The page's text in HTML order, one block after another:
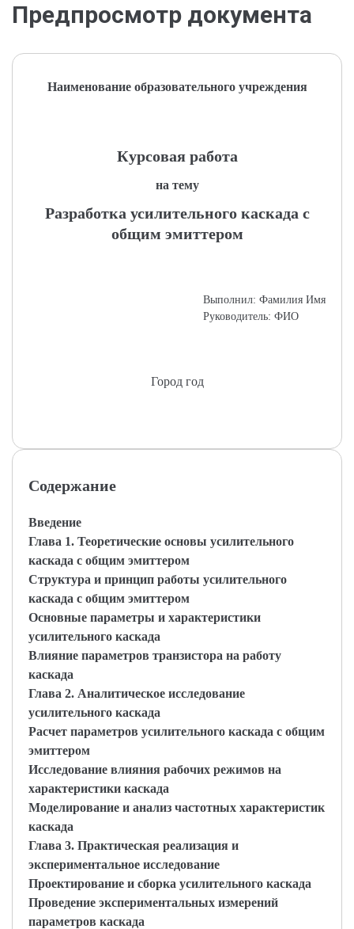
Предпросмотр документа
Наименование образовательного учреждения
Курсовая работа
на тему
Разработка усилительного каскада с
общим эмиттером
Выполнил: Фамилия Имя
Руководитель: ФИО
Город год
Содержание
Введение
Глава 1. Теоретические основы усилительного
каскада с общим эмиттером
Структура и принцип работы усилительного
каскада с общим эмиттером
Основные параметры и характеристики
усилительного каскада
Влияние параметров транзистора на работу
каскада
Глава 2. Аналитическое исследование
усилительного каскада
Расчет параметров усилительного каскада с общим
эмиттером
Исследование влияния рабочих режимов на
характеристики каскада
Моделирование и анализ частотных характеристик
каскада
Глава 3. Практическая реализация и
экспериментальное исследование
Проектирование и сборка усилительного каскада
Проведение экспериментальных измерений
параметров каскада